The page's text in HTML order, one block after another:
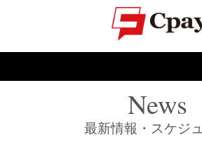
News
最新情報・スケジ